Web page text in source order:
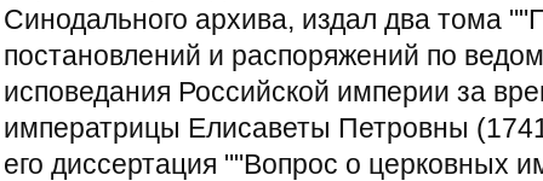
Синодального архива, издал два тома
постановлений и распоряжений по
исповедания Российской империи за
императрицы Елисаветы Петровны
его диссертация ""Вопрос о церковных